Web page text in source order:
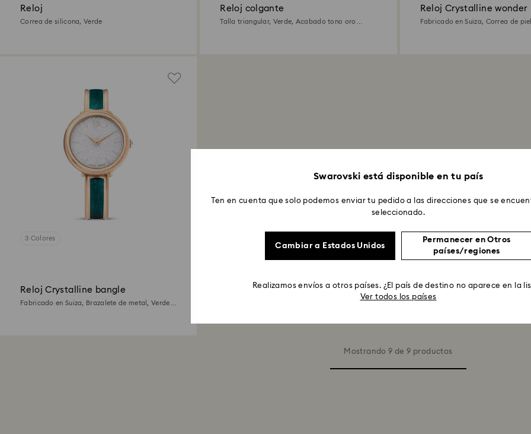
Reloj
Correa de silicona, Verde
Reloj colgante
Talla triangular, Verde, Acabado tono oro
Reloj Crystalline wonder
Fabricado en Suiza, Correa de
3 Colores
Reloj Crystalline bangle
Fabricado en Suiza, Brazalete de metal, Verde,
Mostrando 9 de 9 productos
Swarovski está disponible en tu país
Ten en cuenta que solo podemos enviar tu pedido a las direcciones que se
seleccionado.
Cambiar a Estados Unidos
Permanecer en Otros
países/regiones
Realizamos envíos a otros países. ¿El país de destino no aparece en la
Ver todos los países